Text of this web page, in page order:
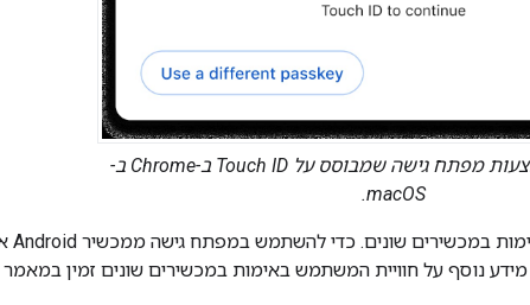
: כניסה באמצעות מפתח גישה שמבוסס על Touch ID ב-Chrome ב-
macOS.
נוסף על חוויית המשתמש באימות במכשירים שונים זמין במאמר